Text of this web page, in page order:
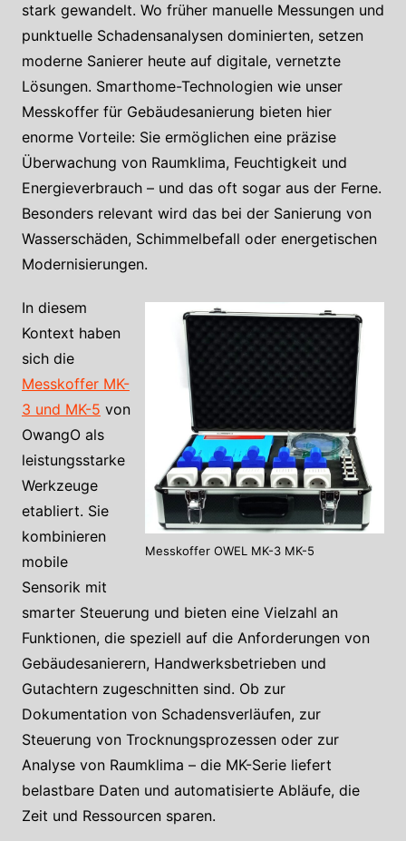
stark gewandelt. Wo früher manuelle Messungen und
punktuelle Schadensanalysen dominierten, setzen
moderne Sanierer heute auf digitale, vernetzte
Lösungen. Smarthome-Technologien wie unser
Messkoffer für Gebäudesanierung bieten hier
enorme Vorteile: Sie ermöglichen eine präzise
Überwachung von Raumklima, Feuchtigkeit und
Energieverbrauch – und das oft sogar aus der Ferne.
Besonders relevant wird das bei der Sanierung von
Wasserschäden, Schimmelbefall oder energetischen
Modernisierungen.
Messkoffer OWEL MK-3 MK-5
In diesem
Kontext haben
sich die
Messkoffer MK-
3 und MK-5 von
OwangO als
leistungsstarke
Werkzeuge
etabliert. Sie
kombinieren
mobile
Sensorik mit
smarter Steuerung und bieten eine Vielzahl an
Funktionen, die speziell auf die Anforderungen von
Gebäudesanierern, Handwerksbetrieben und
Gutachtern zugeschnitten sind. Ob zur
Dokumentation von Schadensverläufen, zur
Steuerung von Trocknungsprozessen oder zur
Analyse von Raumklima – die MK-Serie liefert
belastbare Daten und automatisierte Abläufe, die
Zeit und Ressourcen sparen.